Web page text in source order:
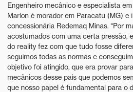
Engenheiro mecânico e especialista
Marlon é morador em Paracatu (MG) e
concessionária Redemaq Minas. “Por
acostumados com uma certa pressão,
do reality fez com que tudo fosse
seguimos todas as normas e
objetivo foi atingido, que era provar
mecânicos desse país que podemos
que nosso papel é fundamental para o